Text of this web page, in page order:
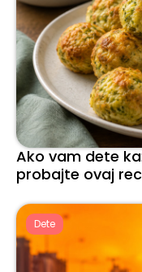
Ako vam dete
probajte ovaj
Dete